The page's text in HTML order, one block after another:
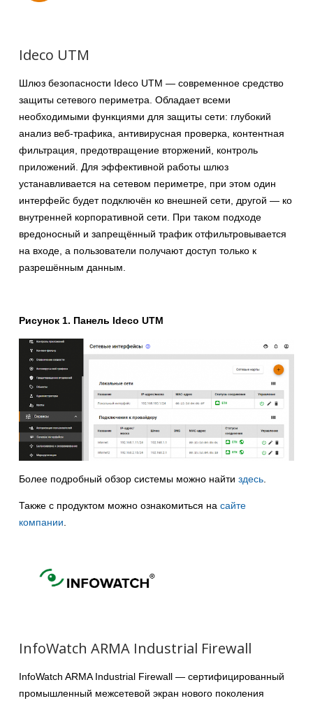
Ideco UTM
Шлюз безопасности Ideco UTM — современное средство
защиты сетевого периметра. Обладает всеми
необходимыми функциями для защиты сети: глубокий
анализ веб-трафика, антивирусная проверка, контентная
фильтрация, предотвращение вторжений, контроль
приложений. Для эффективной работы шлюз
устанавливается на сетевом периметре, при этом один
интерфейс будет подключён ко внешней сети, другой — ко
внутренней корпоративной сети. При таком подходе
вредоносный и запрещённый трафик отфильтровывается
на входе, а пользователи получают доступ только к
разрешённым данным.
Рисунок 1. Панель Ideco UTM
Более подробный обзор системы можно найти здесь
Также с продуктом можно ознакомиться на сайте
компании
InfoWatch ARMA Industrial Firewall
InfoWatch ARMA Industrial Firewall — сертифицированный
промышленный межсетевой экран нового поколения